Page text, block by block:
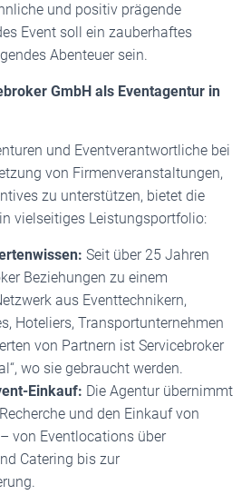
und positiv prägende
Event soll ein zauberhaftes
Abenteuer sein.
GmbH als Eventagentur in
und Eventverantwortliche bei
von Firmenveranstaltungen,
zu unterstützen, bietet die
vielseitiges Leistungsportfolio:
Seit über 25 Jahren
Beziehungen zu einem
aus Eventtechnikern,
Hoteliers, Transportunternehmen
von Partnern ist Servicebroker
wo sie gebraucht werden.
Einkauf: Die Agentur übernimmt
und den Einkauf von
von Eventlocations über
Catering bis zur